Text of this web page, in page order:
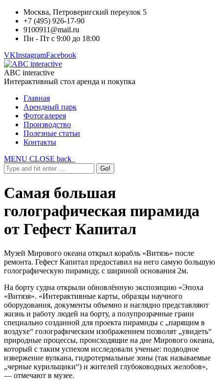
Москва, Петроверигский переулок 5
+7 (495) 926-17-90
9100911@mail.ru
Пн - Пт с 9:00 до 18:00
VKInstagramFacebook
ABC interactive
Интерактивный стол аренда и покупка
Главная
Арендный парк
Фотогалерея
Производство
Полезные статьи
Контакты
MENU CLOSE back
Самая большая
голографическая пирамида
от Гефест Капитал
Музей Мирового океана открыл корабль «Витязь» после
ремонта. Гефест Капитал предоставил на него самую большую
голографическую пирамиду, с шириной основания 2м.
На борту судна открыли обновлённую экспозицию «Эпоха
«Витязя». «Интерактивные карты, образцы научного
оборудования, документы объемно и наглядно представляют
жизнь и работу людей на борту, а полупрозрачные грани
специально созданной для проекта пирамиды с „парящим в
воздухе“ голографическим изображением позволят „увидеть“
природные процессы, происходящие на дне Мирового океана,
который с таким успехом исследовали ученые: подводное
извержение вулкана, гидротермальные зоны (так называемые
„черные курильщики“) и жителей глубоководных желобов»,
— отмечают в музее.